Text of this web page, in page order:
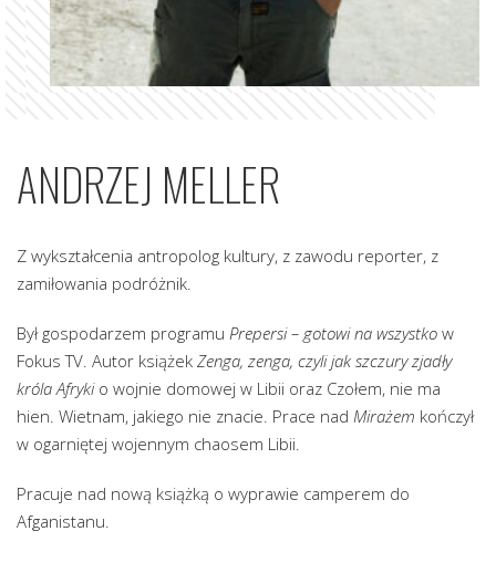
ANDRZEJ MELLER
Z wykształcenia antropolog kultury, z zawodu reporter, z
zamiłowania podróżnik.
Był gospodarzem programu Prepersi – gotowi na wszystko w
Fokus TV. Autor książek Zenga, zenga, czyli jak szczury zjadły
króla Afrykio wojnie domowej w Libii oraz Czołem, nie ma
hien. Wietnam, jakiego nie znacie. Prace nad Mirażem kończył
w ogarniętej wojennym chaosem Libii.
Pracuje nad nową książką o wyprawie camperem do
Afganistanu.